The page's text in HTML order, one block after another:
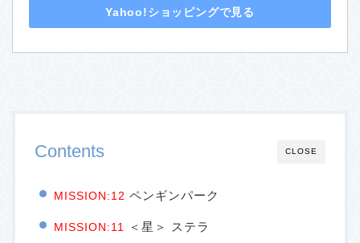
Yahoo!ショッピングで見る
CLOSE
Contents
MISSION:12 ペンギンパーク
MISSION:11 ＜星＞ ステラ